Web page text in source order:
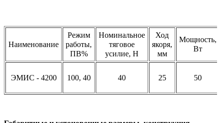
Наименование
Режим
работы,
ПВ%
Номинальное
тяговое
усилие, Н
Ход
якоря,
мм
Мощность,
Вт
ЭМИС - 4200 100, 40 40 25 50